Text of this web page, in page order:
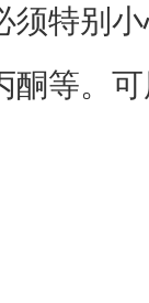
须特别
酮等。